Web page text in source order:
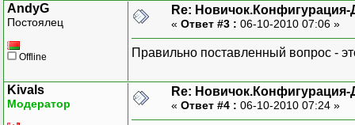
AndyG
Постоялец
Offline
Re:
« Ответ #3 : 06-10-2010 07:06 »
Правильно поставленный вопрос -
Kivals
Модератор
Re:
« Ответ #4 : 06-10-2010 07:24 »